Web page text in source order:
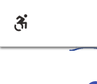
Redes